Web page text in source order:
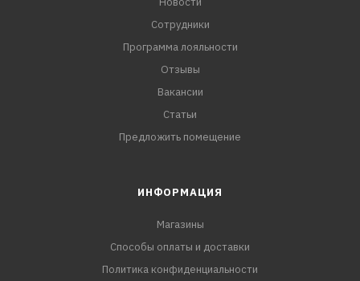
Сотрудники
Программа лояльности
Отзывы
Вакансии
Статьи
Предложить помещение
ИНФОРМАЦИЯ
Магазины
Способы оплаты и доставки
Политика конфиденциальности